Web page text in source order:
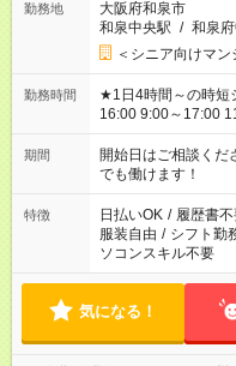
勤務地
大阪府和泉市
和泉中央駅 / 和泉
＜シニア向けマン
勤務時間
★1日4時間～の時短シフトOK ★スタート時
16:00 9:00～17:00 11:00
場合、他のお仕事と
ん ※法令に基づき、
となります ※労働者
短時間・短期間の就
期間
開始日はご相談く
でも働けます！
特徴 日払いOK / 履歴書
服装自由 / シフト勤
ソコンスキル不要
気になる！